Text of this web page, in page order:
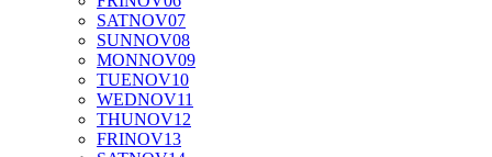
SATNOV07
SUNNOV08
MONNOV09
TUENOV10
WEDNOV11
THUNOV12
FRINOV13